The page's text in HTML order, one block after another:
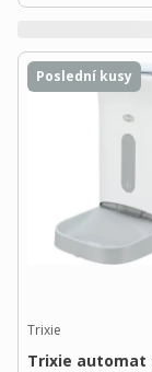
Poslední kusy
Trixie
Trixie automat